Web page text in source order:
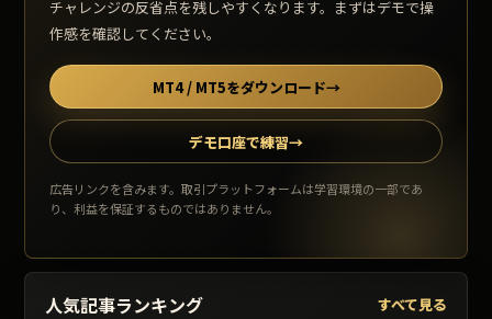
チャレンジの反省点を残しやすくなります。まずはデモで操
作感を確認してください。
MT4 / MT5をダウンロード→
デモ口座で練習→
広告リンクを含みます。取引プラットフォームは学習環境の一部であ
り、利益を保証するものではありません。
人気記事ランキング
すべて見る